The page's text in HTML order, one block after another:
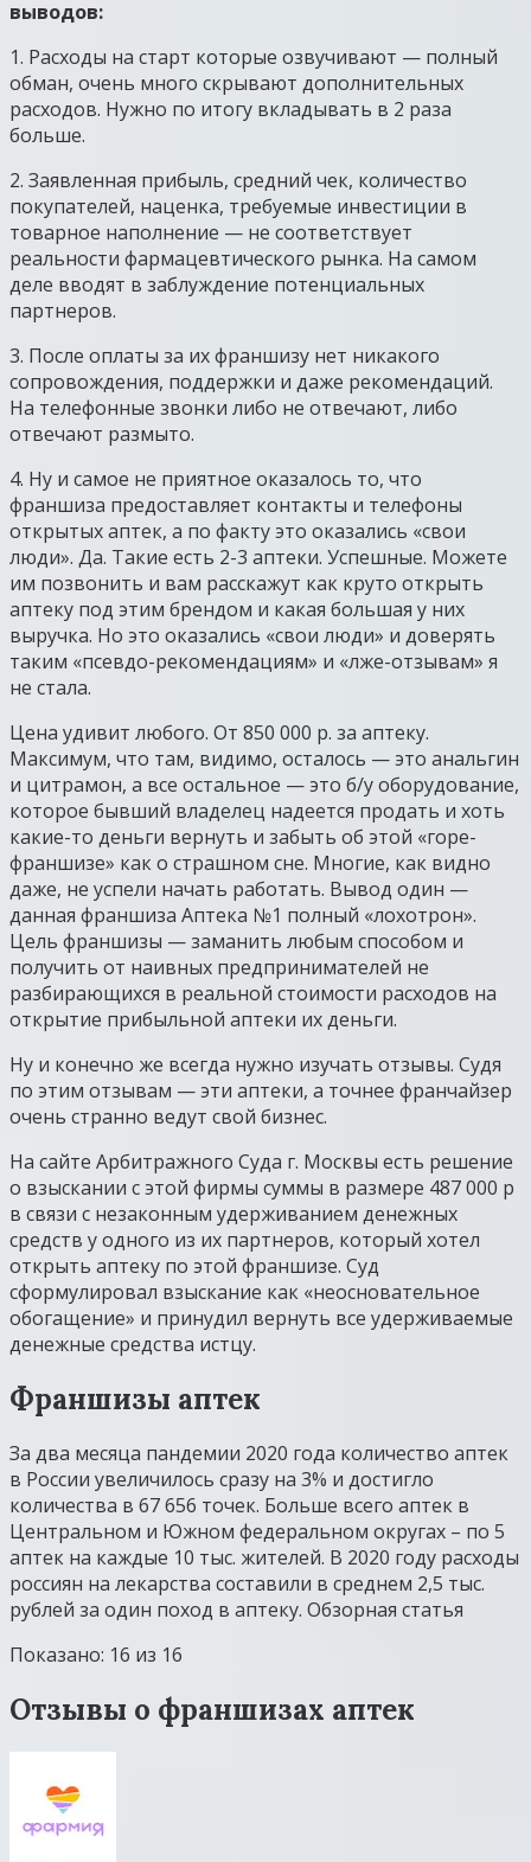
выводов:
1. Расходы на старт которые озвучивают — полный
обман, очень много скрывают дополнительных
расходов. Нужно по итогу вкладывать в 2 раза
больше.
2. Заявленная прибыль, средний чек, количество
покупателей, наценка, требуемые инвестиции в
товарное наполнение — не соответствует
реальности фармацевтического рынка. На самом
деле вводят в заблуждение потенциальных
партнеров.
3. После оплаты за их франшизу нет никакого
сопровождения, поддержки и даже рекомендаций.
На телефонные звонки либо не отвечают, либо
отвечают размыто.
4. Ну и самое не приятное оказалось то, что
франшиза предоставляет контакты и телефоны
открытых аптек, а по факту это оказались «свои
люди». Да. Такие есть 2-3 аптеки. Успешные. Можете
им позвонить и вам расскажут как круто открыть
аптеку под этим брендом и какая большая у них
выручка. Но это оказались «свои люди» и доверять
таким «псевдо-рекомендациям» и «лже-отзывам» я
не стала.
Цена удивит любого. От 850 000 р. за аптеку.
Максимум, что там, видимо, осталось — это анальгин
и цитрамон, а все остальное — это б/у оборудование,
которое бывший владелец надеется продать и хоть
какие-то деньги вернуть и забыть об этой «горе-
франшизе» как о страшном сне. Многие, как видно
даже, не успели начать работать. Вывод один —
данная франшиза Аптека №1 полный «лохотрон».
Цель франшизы — заманить любым способом и
получить от наивных предпринимателей не
разбирающихся в реальной стоимости расходов на
открытие прибыльной аптеки их деньги.
Ну и конечно же всегда нужно изучать отзывы. Судя
по этим отзывам — эти аптеки, а точнее франчайзер
очень странно ведут свой бизнес.
На сайте Арбитражного Суда г. Москвы есть решение
о взыскании с этой фирмы суммы в размере 487 000 р
в связи с незаконным удерживанием денежных
средств у одного из их партнеров, который хотел
открыть аптеку по этой франшизе. Суд
сформулировал взыскание как «неосновательное
обогащение» и принудил вернуть все удерживаемые
денежные средства истцу.
Франшизы аптек
За два месяца пандемии 2020 года количество аптек
в России увеличилось сразу на 3% и достигло
количества в 67 656 точек. Больше всего аптек в
Центральном и Южном федеральном округах – по 5
аптек на каждые 10 тыс. жителей. В 2020 году расходы
россиян на лекарства составили в среднем 2,5 тыс.
рублей за один поход в аптеку. Обзорная статья
Показано: 16 из 16
Отзывы о франшизах аптек